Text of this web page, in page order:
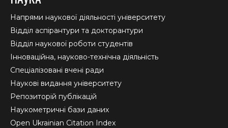
Напрями наукової діяльності університету
Відділ аспірантури та докторантури
Відділ наукової роботи студентів
Інноваційна, науково-технічна діяльність
Спеціалізовані вчені ради
Наукові видання університету
Репозиторій публікацій
Наукометричні бази даних
Open Ukrainian Citation Index